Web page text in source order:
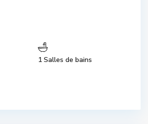
1 Salles de bains